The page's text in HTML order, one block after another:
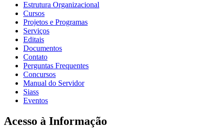
Estrutura Organizacional
Cursos
Projetos e Programas
Serviços
Editais
Documentos
Contato
Perguntas Frequentes
Concursos
Manual do Servidor
Siass
Eventos
Acesso à Informação